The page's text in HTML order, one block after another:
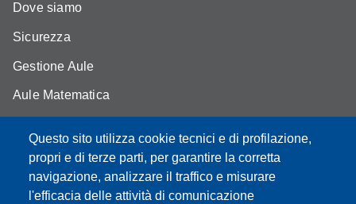
Questo sito utilizza cookie tecnici e di profilazione,
propri e di terze parti, per garantire la corretta
navigazione, analizzare il traffico e misurare
l'efficacia delle attività di comunicazione
Dove siamo
Sicurezza
Gestione Aule
Aule Matematica
Portale studenti
Moodle didattica online